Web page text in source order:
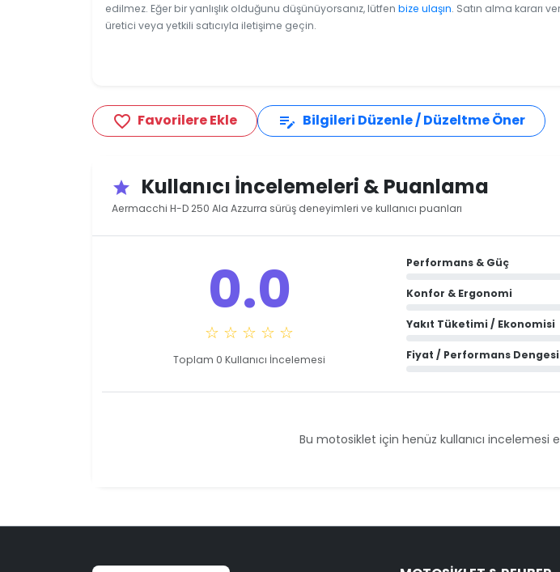
edilmez. Eğer bir yanlışlık olduğunu düşünüyorsanız, lütfen bize ulaşın. Satın alma kararı
üretici veya yetkili satıcıyla iletişime geçin.
favorite_border Favorilere Ekle edit_note Bilgileri Düzenle / Düzeltme Öner
star Kullanıcı İncelemeleri & Puanlama
Aermacchi H-D 250 Ala Azzurra sürüş deneyimleri ve kullanıcı puanları
0.0
☆ ☆ ☆ ☆ ☆
Toplam 0 Kullanıcı İncelemesi
Performans & Güç
Konfor & Ergonomi
Yakıt Tüketimi / Ekonomisi
Fiyat / Performans Dengesi
Bu motosiklet için henüz kullanıcı incelemesi